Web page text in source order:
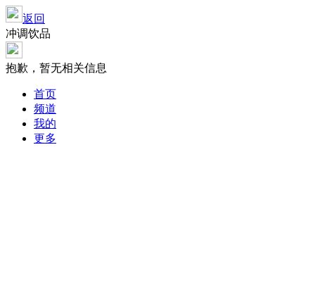
返回
冲调饮品
抱歉，暂无相关信息
首页
频道
我的
更多